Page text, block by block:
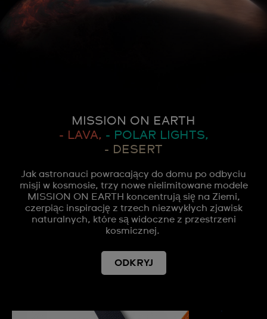
MISSION ON EARTH
- LAVA, - POLAR LIGHTS,
- DESERT
Jak astronauci powracający do domu po odbyciu
misji w kosmosie, trzy nowe nielimitowane modele
MISSION ON EARTH koncentrują się na Ziemi,
czerpiąc inspirację z trzech niezwykłych zjawisk
naturalnych, które są widoczne z przestrzeni
kosmicznej.
ODKRYJ